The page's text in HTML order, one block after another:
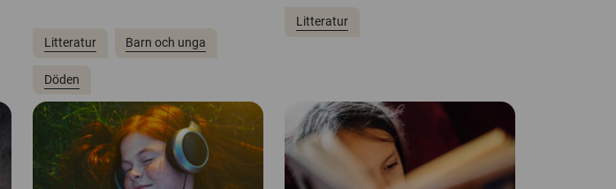
Litteratur Barn och unga
Döden
Litteratur